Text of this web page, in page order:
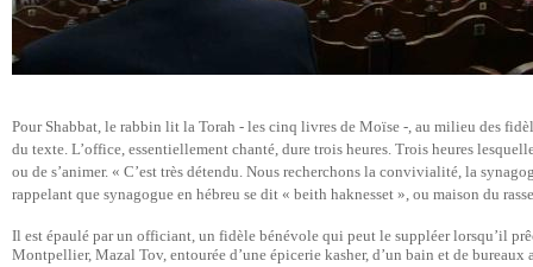
Pour Shabbat, le rabbin lit la Torah - les cinq livres de Moïse -, au milieu des
du texte. L’office, essentiellement chanté, dure trois heures. Trois heures
ou de s’animer. « C’est très détendu. Nous recherchons la convivialité, la
rappelant que synagogue en hébreu se dit « beith haknesset », ou maison du
Il est épaulé par un officiant, un fidèle bénévole qui peut le suppléer lorsqu’il
Montpellier, Mazal Tov, entourée d’une épicerie kasher, d’un bain et de bureaux